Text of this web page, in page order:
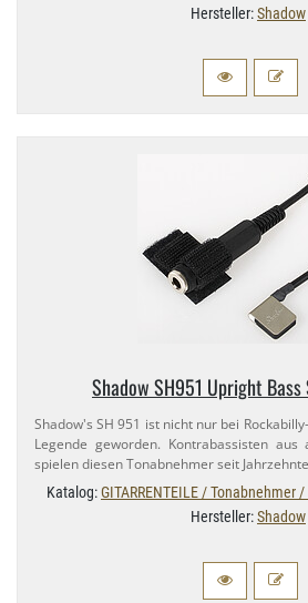
Hersteller:Shadow
Shadow SH951 Upright
Shadow's SH 951 ist nicht nur bei
Legende geworden. Kontrabassisten
spielen diesen Tonabnehmer seit
Katalog:GITARRENTEILE / Tonabnehmer
Hersteller:Shadow